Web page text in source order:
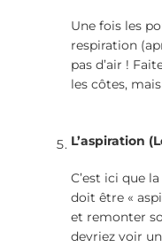
Une fois les
respiration
pas d’air !
les côtes,
L’aspiration
C’est ici que
doit être «
et remonter
devriez voir